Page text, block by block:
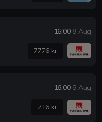
16:00 8 Aug
7776 kr
16:00 8 Aug
216 kr